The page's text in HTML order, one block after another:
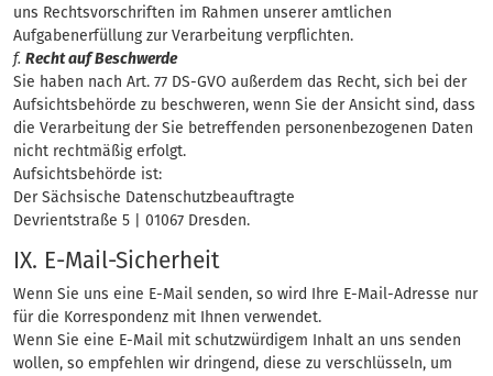
uns Rechtsvorschriften im Rahmen unserer amtlichen
Aufgabenerfüllung zur Verarbeitung verpflichten.
f. Recht auf Beschwerde
Sie haben nach Art. 77 DS-GVO außerdem das Recht, sich bei der
Aufsichtsbehörde zu beschweren, wenn Sie der Ansicht sind, dass
die Verarbeitung der Sie betreffenden personenbezogenen Daten
nicht rechtmäßig erfolgt.
Aufsichtsbehörde ist:
Der Sächsische Datenschutzbeauftragte
Devrientstraße 5 | 01067 Dresden.
IX. E-Mail-Sicherheit
Wenn Sie uns eine E-Mail senden, so wird Ihre E-Mail-Adresse nur
für die Korrespondenz mit Ihnen verwendet.
Wenn Sie eine E-Mail mit schutzwürdigem Inhalt an uns senden
wollen, so empfehlen wir dringend, diese zu verschlüsseln, um